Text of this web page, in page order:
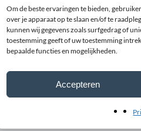
Om de beste ervaringen te bieden,
over je apparaat op te slaan en/of te
kunnen wij gegevens zoals surfgedrag of
toestemming geeft of uw toestemming
bepaalde functies en mogelijkheden.
Accepteren
toevoeging zijn bijHallux
én een actievere levensstijl.
met flexibele
zool en goede schoen is dus